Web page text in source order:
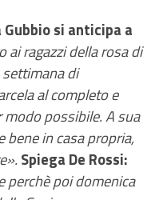
si anticipa a
ai ragazzi della rosa di
di
al completo e
modo possibile. A sua
bene in casa propria,
Spiega De Rossi:
perchè poi domenica